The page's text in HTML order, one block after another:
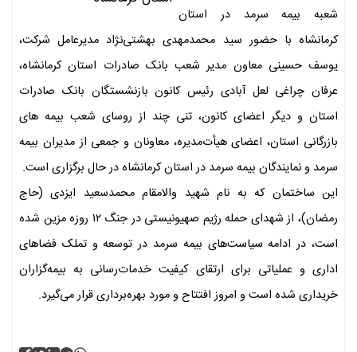
شعبه بیمه سرمد در استان
کرمانشاه با حضور سید محمدمهدی بهشتی‌نژاد مدیرعامل شرکت،
یوسف حسینی معاون مدیر شعب بانک صادرات استان کرمانشاه،
عرفان چراغی لعل آبادی رئیس کانون بازنشستگان بانک صادرات
استان و دیگر اعضای کانون، تنی چند از روسای شعب بیمه های
بازرگانی استان، اعضای هیأت‌مدیره، معاونان و جمعی از مدیران بیمه
سرمد و نمایندگان بیمه سرمد در استان کرمانشاه در حال برگزاری است.
این ساختمان که به نام شهید والامقام محمدسعید ایزدی (حاج
رمضان)، از شهدای حمله رژیم صهیونیستی در جنگ ۱۲ روزه مزین شده
است، در ادامه سیاست‌های بیمه سرمد در توسعه و تملک فضاهای
اداری و عملیاتی برای ارتقای کیفیت خدمات‌رسانی به بیمه‌گزاران
خریداری شده است و امروز افتتاح و مورد بهره‌برداری قرار می‌گیرد.